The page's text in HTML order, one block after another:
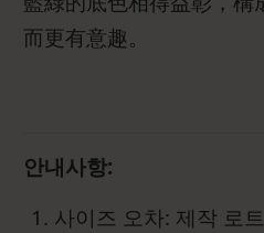
而更有意趣。
안내사항:
사이즈 오차: 제작 로